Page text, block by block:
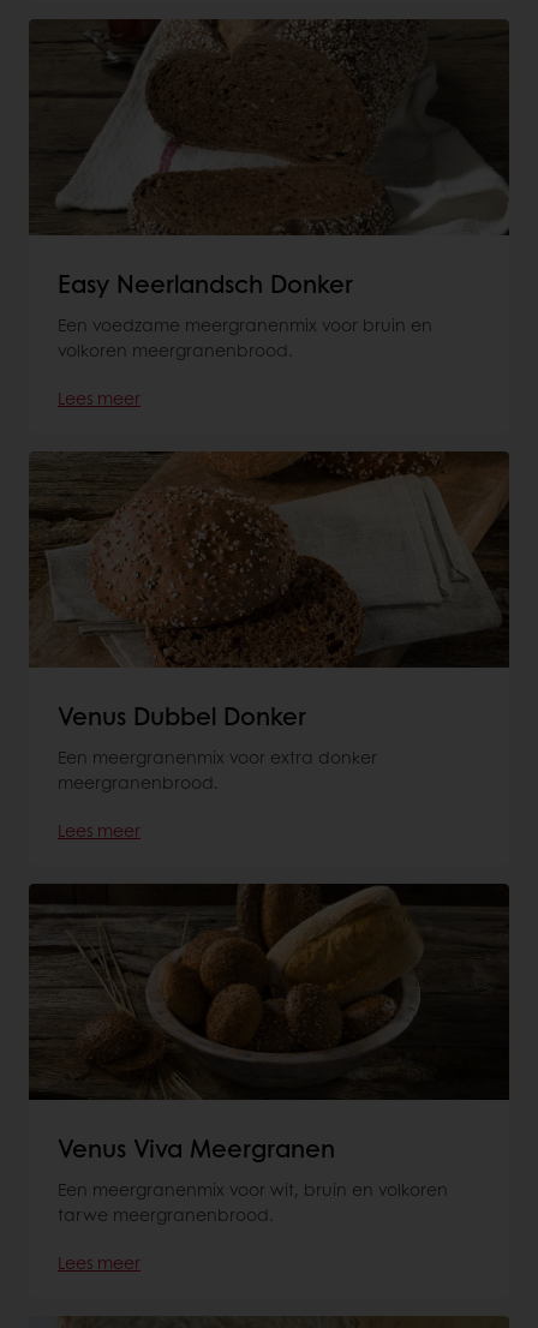
Easy Neerlandsch Donker
Een voedzame meergranenmix voor bruin en
volkoren meergranenbrood.
Lees meer
Venus Dubbel Donker
Een meergranenmix voor extra donker
meergranenbrood.
Lees meer
Venus Viva Meergranen
Een meergranenmix voor wit, bruin en volkoren
tarwe meergranenbrood.
Lees meer